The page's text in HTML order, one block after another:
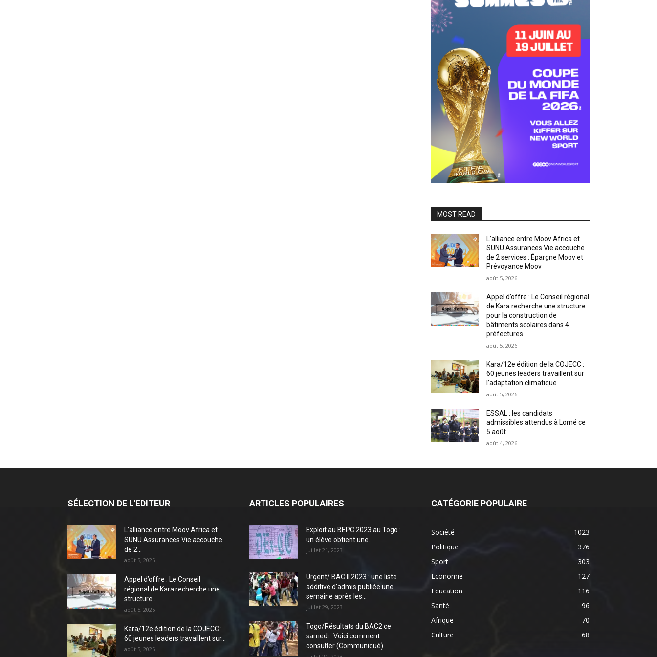
MOST READ
L’alliance entre Moov Africa et
SUNU Assurances Vie accouche
de 2 services : Épargne Moov et
Prévoyance Moov
août 5, 2026
Appel d’offre : Le Conseil régional
de Kara recherche une structure
pour la construction de
bâtiments scolaires dans 4
préfectures
août 5, 2026
Kara/12e édition de la COJECC :
60 jeunes leaders travaillent sur
l’adaptation climatique
août 5, 2026
ESSAL : les candidats
admissibles attendus à Lomé ce
5 août
août 4, 2026
SÉLECTION DE L'EDITEUR
L’alliance entre Moov Africa et
SUNU Assurances Vie accouche
de 2...
août 5, 2026
Appel d’offre : Le Conseil
régional de Kara recherche une
structure...
août 5, 2026
Kara/12e édition de la COJECC :
60 jeunes leaders travaillent sur...
août 5, 2026
ARTICLES POPULAIRES
Exploit au BEPC 2023 au Togo :
un élève obtient une...
juillet 21, 2023
Urgent/ BAC II 2023 : une liste
additive d’admis publiée une
semaine après les...
juillet 29, 2023
Togo/Résultats du BAC2 ce
samedi : Voici comment
consulter (Communiqué)
CATÉGORIE POPULAIRE
Société
1023
Politique
376
Sport
303
Economie
127
Education
116
Santé
96
Afrique
70
Culture
68